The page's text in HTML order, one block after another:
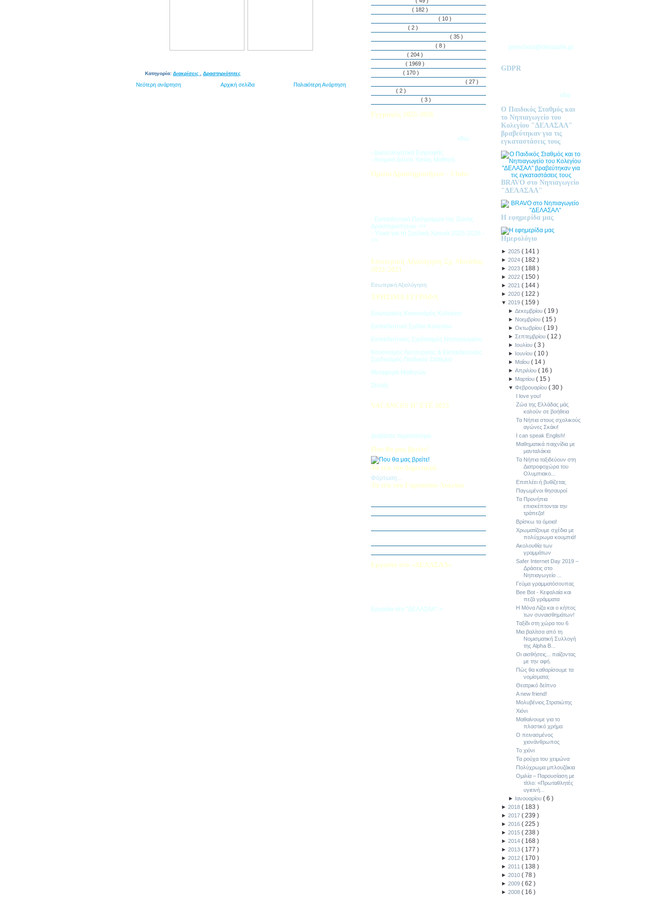
Κατηγορία: Διακρίσεις Δραστηριότητες
Νεότερη ανάρτηση Παλαιότερη Ανάρτηση
Αρχική σελίδα
( 182 )
( 10 )
( 2 )
( 35 )
( 8 )
( 204 )
( 1969 )
( 170 )
( 27 )
( 2 )
( 3 )
Εγγραφές 2025-2026
εδώ.
- Δικαιολογητικά Εγγραφής
- Ατομικό Δελτίο Υγείας Μαθητή
Όμιλοι Δραστηριοτήτων - Clubs
- Εκπαιδευτικό Πρόγραμμα της Ζώνης
Δραστηριοτήτων ->>
- Υλικά για τη Σχολική Χρονιά 2025-2026 -
>>
Εσωτερική Αξιολόγηση Σχ. Μονάδας
2022-2023
Εσωτερική Αξιολόγηση
ΧΡΗΣΙΜΑ ΕΓΓΡΑΦΑ
Εσωτερικός Κανονισμός Κολεγίου
Εκπαιδευτικό Σχέδιο Κολεγίου
Εκπαιδευτικός Σχεδιασμός Νηπιαγωγείου
Κανονισμός Λειτουργίας & Εκπαιδευτικός
Σχεδιασμός Παιδικού Σταθμού
Μεταφορά Μαθητών
Στολές
VACANCES D’ ÉTÉ 2025
Διαβάστε περισσότερα
Που θα μας βρείτε!
Τα νέα του Δημοτικού
Φόρτωση...
Τα νέα του Γυμνασίου-Λυκείου
Εργασία στο «ΔΕΛΑΣΑΛ»
Εργασία στο "ΔΕΛΑΣΑΛ"->
preschool@delasalle.gr
GDPR
εδώ
Ο Παιδικός Σταθμός και
το Νηπιαγωγείο του
Κολεγίου "ΔΕΛΑΣΑΛ"
βραβεύτηκαν για τις
εγκαταστάσεις τους
BRAVO στο Νηπιαγωγείο
"ΔΕΛΑΣΑΛ"
Η εφημερίδα μας
Ημερολόγιο
► 2025 ( 141 )
► 2024 ( 182 )
► 2023 ( 188 )
► 2022 ( 150 )
► 2021 ( 144 )
► 2020 ( 122 )
▼ 2019 ( 159 )
►Δεκεμβρίου( 19)
► Νοεμβρίου( 15)
►Οκτωβρίου( 19)
►Σεπτεμβρίου( 12)
► Ιουλίου(3)
► Ιουνίου( 10)
► Μαΐου( 14)
►Απριλίου( 16)
► Μαρτίου( 15)
▼Φεβρουαρίου(30)
I love you!
Ζώα της Ελλάδας μάς
καλούν σε βοήθεια
Τα Νήπια στους σχολικούς
αγώνες Σκάκι!
I can speak English!
Μαθηματικά παιχνίδια με
μανταλάκια
Τα Νήπια ταξιδεύουν στη
Διατροφοχώρα του
Ολυμπιακο...
Επιπλέει ή βυθίζεται;
Παγωμένοι θησαυροί
Τα Προνήπια
επισκέπτονται την
τράπεζα!
Βρίσκω τα όμοια!
Χρωματίζουμε σχέδια με
πολύχρωμα κουμπιά!
Ακολουθία των
γραμμάτων
Safer Internet Day 2019 –
Δράσεις στο
Νηπιαγωγείο ...
Γεύμα γραμματόσουπας
Bee Bot - Κεφαλαία και
πεζά γράμματα
Η Μόνα Λίζα και ο κήπος
των συναισθημάτων!
Ταξίδι στη χώρα του 6
Μια βαλίτσα από τη
Νομισματική Συλλογή
της Alpha B...
Οι αισθήσεις... παίζοντας
με την αφή.
Πώς θα καθαρίσουμε τα
νομίσματα;
Θεατρικό δείπνο
A new friend!
Μολυβένιος Στρατιώτης
Χιόνι
Μαθαίνουμε για το
πλαστικό χρήμα
Ο πεινασμένος
χιονάνθρωπος
Το χιόνι
Τα ρούχα του χειμώνα
Πολύχρωμα μπλουζάκια
Ομιλία – Παρουσίαση με
τίτλο: «Πρωταθλητές
υγιεινή...
► Ιανουαρίου(6)
► 2018 ( 183 )
► 2017 ( 239 )
► 2016 ( 225 )
► 2015 ( 238 )
► 2014 ( 168 )
► 2013 ( 177 )
► 2012 ( 170 )
► 2011 ( 138 )
► 2010 ( 78 )
► 2009 ( 62 )
► 2008 ( 16 )